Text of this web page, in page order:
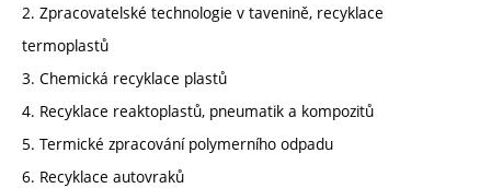
2. Zpracovatelské technologie v tavenině, recyklace
termoplastů
3. Chemická recyklace plastů
4. Recyklace reaktoplastů, pneumatik a kompozitů
5. Termické zpracování polymerního odpadu
6. Recyklace autovraků